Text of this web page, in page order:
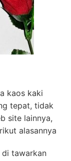
kaos kaki
tepat, tidak
site lainnya,
alasannya
di tawarkan